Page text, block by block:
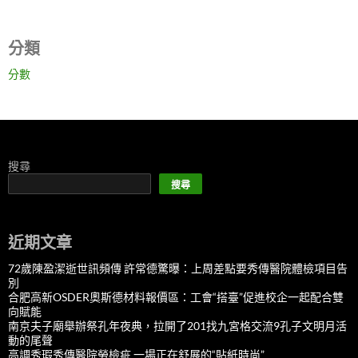
分類
分數
搜尋
搜尋
近期文章
72歲陳盈潔逝世訊頻傳 許常德驚曝：上周差點要秀傳醫院體檢項目告
別
合肥高新OSDER奧斯德材料報價區：工會“搭臺”促進校企一起配合雙
向賦能
南京夫子廟舉辦祭孔年夜典，拉開了201找九宮格交流9孔子文明月活
動的尾聲
高調秀瑕秀傳醫院勞檢疵 一場正在舒展的“貼紙時尚”